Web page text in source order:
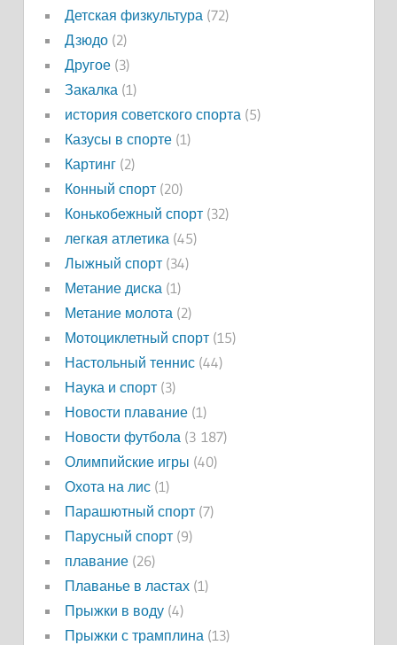
Детская физкультура (72)
Дзюдо(2)
Другое(3)
Закалка (1)
история советского спорта (5)
Казусы в спорте(1)
Картинг(2)
Конный спорт(20)
Конькобежный спорт(32)
легкая атлетика (45)
Лыжный спорт(34)
Метание диска (1)
Метание молота (2)
Мотоциклетный спорт(15)
Настольный теннис(44)
Наука и спорт(3)
Новости плавание(1)
Новости футбола (3 187)
Олимпийские игры (40)
Охота на лис(1)
Парашютный спорт(7)
Парусный спорт(9)
плавание(26)
Плаванье в ластах(1)
Прыжки в воду(4)
Прыжки с трамплина (13)